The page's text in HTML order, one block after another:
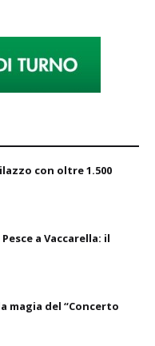
con oltre 1.500
a Vaccarella: il
magia del “Concerto